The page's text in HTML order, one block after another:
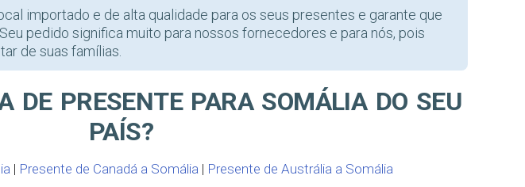
importado e de alta qualidade para os seus presentes e garante que
pedido significa muito para nossos fornecedores e para nós, pois
de suas famílias.
DE PRESENTE PARA SOMÁLIA DO SEU
PAÍS?
| Presente de Canadá a Somália| Presente de Austrália a Somália